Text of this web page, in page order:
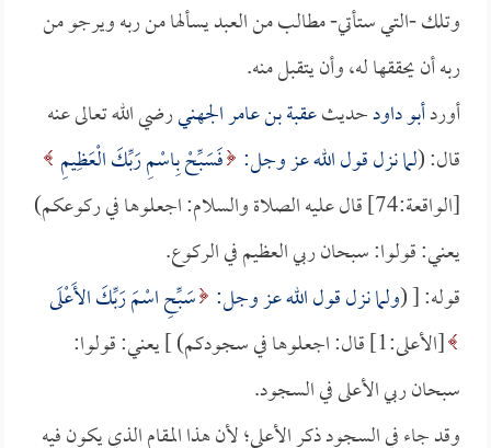
وتلك -التي ستأتي- مطالب من العبد يسألها من ربه ويرجو من
ربه أن يحققها له، وأن يتقبل منه.
أوردأبو داودحديثعقبة بن عامر الجهنيرضي الله تعالى عنه
قال: (لما نزل قول الله عز وجل: فَسَبِّحْ بِاسْمِ رَبِّكَ الْعَظِيمِ
[الواقعة:74] قال عليه الصلاة والسلام: اجعلوها في ركوعكم)
يعني: قولوا: سبحان ربي العظيم في الركوع.
قوله: [ (ولما نزل قول الله عز وجل: سَبِّحِ اسْمَ رَبِّكَ الأَعْلَى
[الأعلى:1] قال: اجعلوها في سجودكم) ] يعني: قولوا:
سبحان ربي الأعلى في السجود.
وقد جاء في السجود ذكر الأعلى؛ لأن هذا المقام الذي يكون فيه